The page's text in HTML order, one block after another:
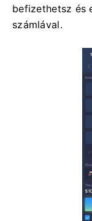
befizethetsz és
számlával.